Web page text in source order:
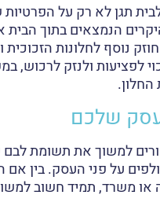
תגן לא רק על
הנמצאים בתוך
נוסף לחלונות הזכוכית
לפציעות ולנזק לרכוש,
שלכם
למשוך את תשומת
על פני העסק. בין
או משרד, תמיד חשוב